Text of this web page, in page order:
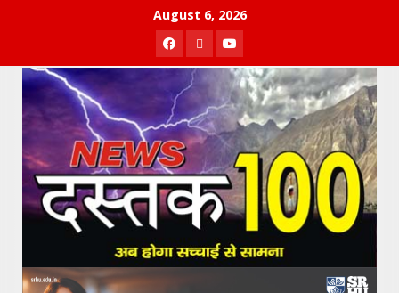
August 6, 2026
Facebook
TwitterYoutube